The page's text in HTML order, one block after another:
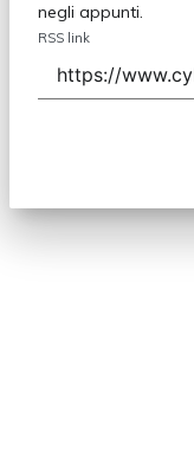
negli appunti.
RSS link